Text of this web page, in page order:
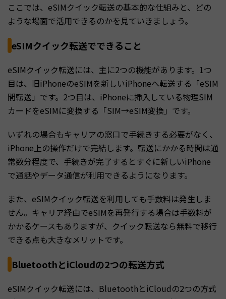
ここでは、eSIMクイック転送の基本的な仕組みと、どの
ような場面で活用できるのかを見ていきましょう。
eSIMクイック転送でできること
eSIMクイック転送には、主に2つの機能があります。1つ
目は、旧iPhoneのeSIMを新しいiPhoneへ転送する「eSIM
間転送」です。2つ目は、iPhoneに挿入している物理SIM
カードをeSIMに変換する「SIM→eSIM変換」です。
いずれの場合もキャリアの窓口で手続きする必要がなく、
iPhone上の操作だけで完結します。転送にかかる時間は通
常数分程度で、手続きが完了するとすぐに新しいiPhone
で通話やデータ通信が利用できるようになります。
また、eSIMクイック転送を利用しても手数料は発生しま
せん。キャリア経由でeSIMを再発行する場合は手数料が
かかるケースもありますが、クイック転送なら無料で移行
できる点も大きなメリットです。
BluetoothとiCloudの2つの転送方式
eSIMクイック転送には、BluetoothとiCloudの2つの方式